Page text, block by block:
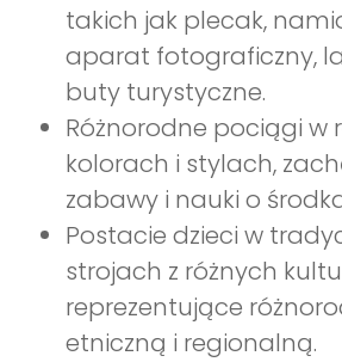
takich jak plecak,
aparat fotograficzny,
buty turystyczne.
Różnorodne pociągi w
kolorach i stylach,
zabawy i nauki o
Postacie dzieci w
strojach z różnych
reprezentujące
etniczną i regionalną.